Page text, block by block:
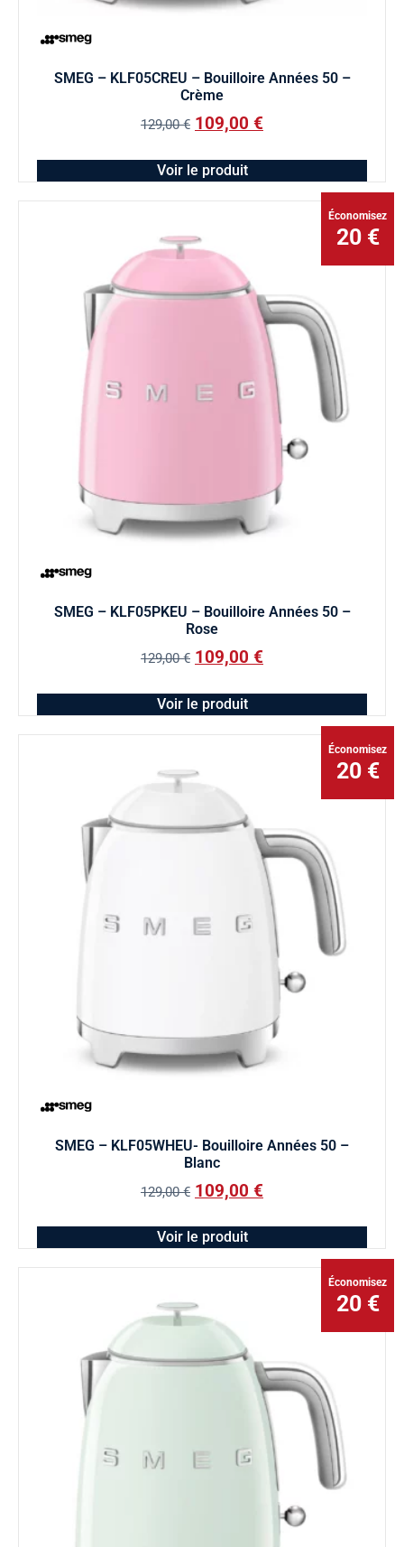
SMEG – KLF05CREU – Bouilloire Années 50 –
Crème
129,00€ 109,00 €
Voir le produit
Économisez
20 €
SMEG – KLF05PKEU – Bouilloire Années 50 –
Rose
129,00€ 109,00 €
Voir le produit
Économisez
20 €
SMEG – KLF05WHEU- Bouilloire Années 50 –
Blanc
129,00€ 109,00 €
Voir le produit
Économisez
20 €